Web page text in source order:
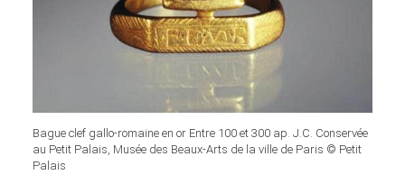
Bague clef gallo-romaine en or Entre 100 et 300 ap. J.C. Conservée
au Petit Palais, Musée des Beaux-Arts de la ville de Paris © Petit
Palais